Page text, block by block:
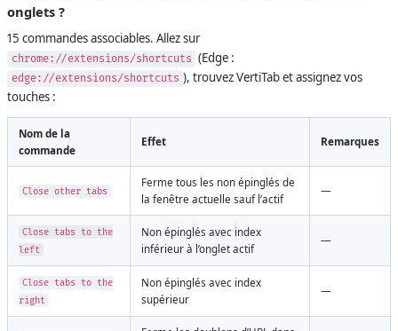
onglets ?
15 commandes associables. Allez sur
chrome://extensions/shortcuts (Edge :
edge://extensions/shortcuts ), trouvez VertiTab et assignez vos
touches :
Nom de la
commande
Effet Remarques
Close other tabs
Ferme tous les non épinglés de
la fenêtre actuelle sauf l’actif
—
Close tabs to the
left
Non épinglés avec index
inférieur à l’onglet actif
—
Close tabs to the
right
Non épinglés avec index
supérieur
—